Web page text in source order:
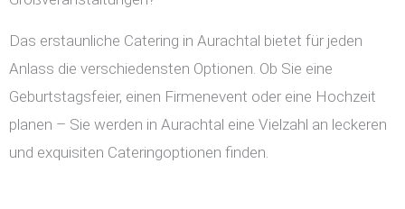
Das erstaunliche Catering in Aurachtal bietet für jeden
Anlass die verschiedensten Optionen. Ob Sie eine
Geburtstagsfeier, einen Firmenevent oder eine Hochzeit
planen – Sie werden in Aurachtal eine Vielzahl an leckeren
und exquisiten Cateringoptionen finden.